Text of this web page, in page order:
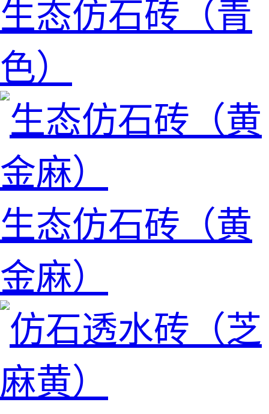
生态仿石砖（青
色）
生态仿石砖（黄
金麻）